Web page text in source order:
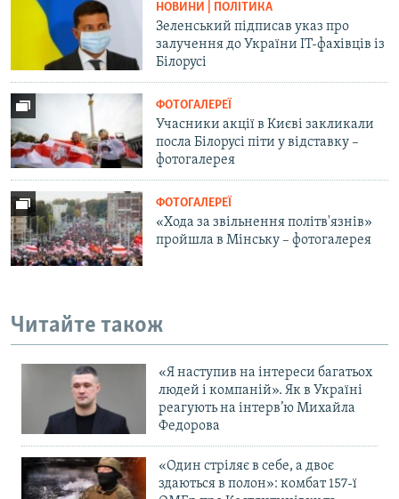
НОВИНИ | ПОЛІТИКА
Зеленський підписав указ про
залучення до України IT-фахівців із
Білорусі
ФОТОГАЛЕРЕЇ
Учасники акції в Києві закликали
посла Білорусі піти у відставку –
фотогалерея
ФОТОГАЛЕРЕЇ
«Хода за звільнення політв'язнів»
пройшла в Мінську – фотогалерея
Читайте також
«Я наступив на інтереси багатьох
людей і компаній». Як в Україні
реагують на інтерв’ю Михайла
Федорова
«Один стріляє в себе, а двоє
здаються в полон»: комбат 157-ї